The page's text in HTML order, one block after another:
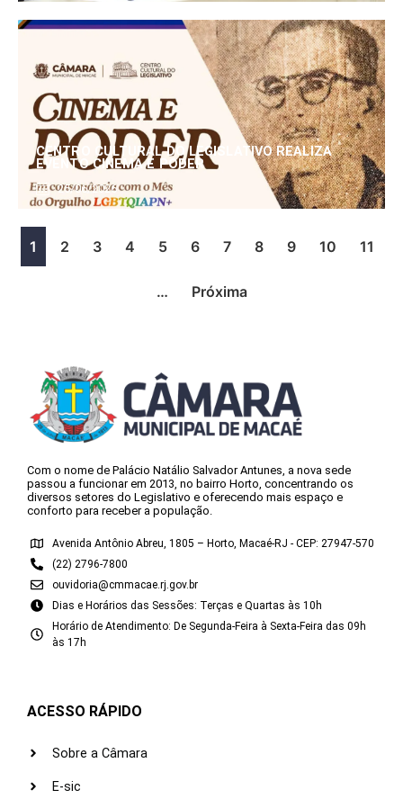
CENTRO CULTURAL DO LEGISLATIVO REALIZA
EVENTO CINEMA E PODER
25/06/2026
1 2 3 4 5 6 7 8 9 10 11
… Próxima
Com o nome de Palácio Natálio Salvador Antunes, a nova sede
passou a funcionar em 2013, no bairro Horto, concentrando os
diversos setores do Legislativo e oferecendo mais espaço e
conforto para receber a população.
Avenida Antônio Abreu, 1805 – Horto, Macaé-RJ - CEP: 27947-570
(22) 2796-7800
ouvidoria@cmmacae.rj.gov.br
Dias e Horários das Sessões: Terças e Quartas às 10h
Horário de Atendimento: De Segunda-Feira à Sexta-Feira das 09h
às 17h
ACESSO RÁPIDO
Sobre a Câmara
E-sic